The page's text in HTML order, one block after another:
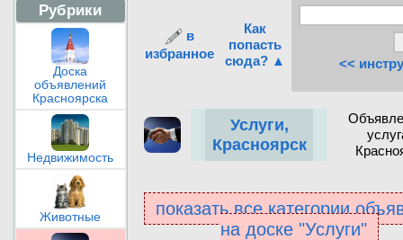
Рубрики
Доска
объявлений
Красноярска
Недвижимость
Животные
в
избранное
Как
попасть
сюда? ▲
<<
Услуги,
Красноярск
показать все категории
на доске "Услуги"